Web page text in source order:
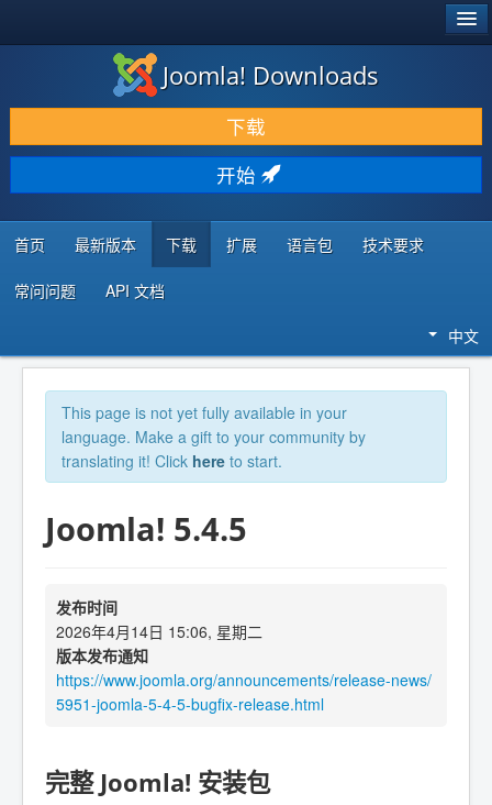
下载 & 扩展
发现 & 学习
社区 & 支持
开发者资源
Joomla! Downloads
下载
开始
首页 最新版本 下载 扩展 语言包 技术要求
常问问题 API 文档
中文
This page is not yet fully available in your
language. Make a gift to your community by
translating it! Click here to start.
Joomla! 5.4.5
发布时间
2026年4月14日 15:06, 星期二
版本发布通知
https://www.joomla.org/announcements/release-news/
5951-joomla-5-4-5-bugfix-release.html
完整 Joomla! 安装包